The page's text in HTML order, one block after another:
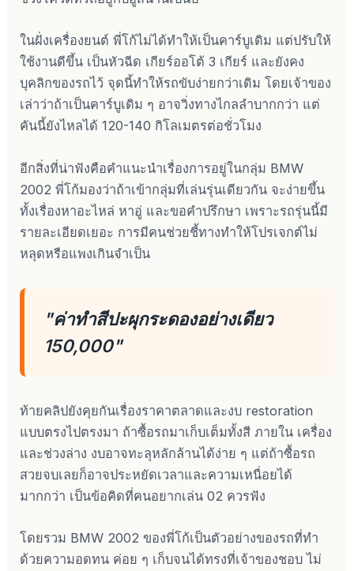
ในฝั่งเครื่องยนต์ พี่โก้ไม่ได้ทำให้เป็นคาร์บูเดิม แต่ปรับให้
ใช้งานดีขึ้น เป็นหัวฉีด เกียร์ออโต้ 3 เกียร์ และยังคง
บุคลิกของรถไว้ จุดนี้ทำให้รถขับง่ายกว่าเดิม โดยเจ้าของ
เล่าว่าถ้าเป็นคาร์บูเดิม ๆ อาจวิ่งทางไกลลำบากกว่า แต่
คันนี้ยังไหลได้ 120-140 กิโลเมตรต่อชั่วโมง
อีกสิ่งที่น่าฟังคือคำแนะนำเรื่องการอยู่ในกลุ่ม BMW
2002 พี่โก้มองว่าถ้าเข้ากลุ่มที่เล่นรุ่นเดียวกัน จะง่ายขึ้น
ทั้งเรื่องหาอะไหล่ หาอู่ และขอคำปรึกษา เพราะรถรุ่นนี้มี
รายละเอียดเยอะ การมีคนช่วยชี้ทางทำให้โปรเจกต์ไม่
หลุดหรือแพงเกินจำเป็น
"ค่าทำสีปะผุกระดองอย่างเดียว
150,000"
ท้ายคลิปยังคุยกันเรื่องราคาตลาดและงบ restoration
แบบตรงไปตรงมา ถ้าซื้อรถมาเก็บเต็มทั้งสี ภายใน เครื่อง
และช่วงล่าง งบอาจทะลุหลักล้านได้ง่าย ๆ แต่ถ้าซื้อรถ
สวยจบเลยก็อาจประหยัดเวลาและความเหนื่อยได้
มากกว่า เป็นข้อคิดที่คนอยากเล่น 02 ควรฟัง
โดยรวม BMW 2002 ของพี่โก้เป็นตัวอย่างของรถที่ทำ
ด้วยความอดทน ค่อย ๆ เก็บจนได้ทรงที่เจ้าของชอบ ไม่